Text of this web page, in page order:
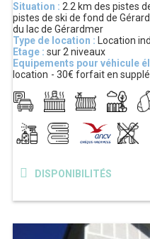
Situation : 2.2 km des pistes
pistes de ski de fond de
du lac de Gérardmer
Type de location : Location
Etage : sur 2 niveaux
Equipements pour véhicule
location
30€ forfait en
DISPONIBILITÉS